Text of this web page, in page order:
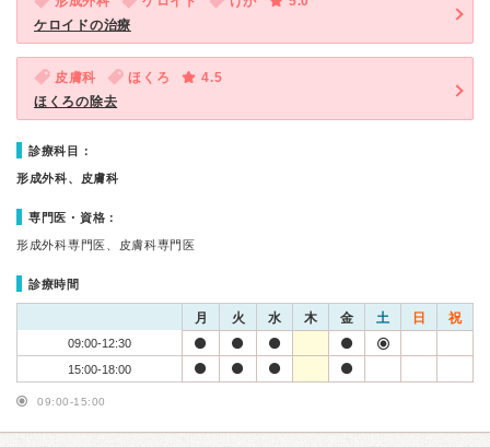
ケロイドの治療
皮膚科 ほくろ
4.5
ほくろの除去
診療科目：
形成外科、皮膚科
専門医・資格：
形成外科専門医、皮膚科専門医
診療時間
月 火 水 木 金 土 日 祝
09:00-12:30
15:00-18:00
09:00-15:00